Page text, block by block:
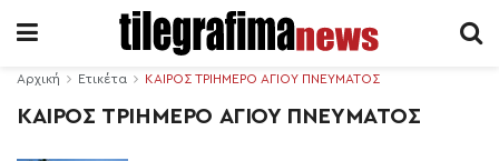
Αρχική Ετικέτα ΚΑΙΡΟΣ ΤΡΙΗΜΕΡΟ ΑΓΙΟΥ ΠΝΕΥΜΑΤΟΣ
ΚΑΙΡΟΣ ΤΡΙΗΜΕΡΟ ΑΓΙΟΥ ΠΝΕΥΜΑΤΟΣ